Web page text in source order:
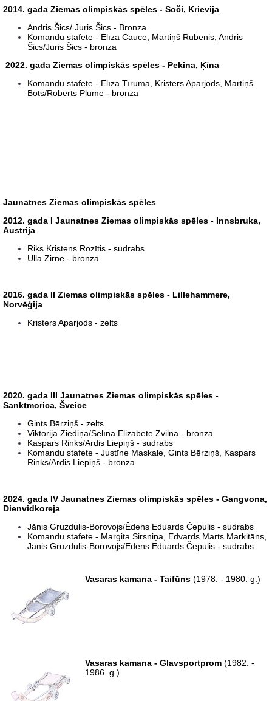
2014. gada Ziemas olimpiskās spēles - Soči, Krievija
Andris Šics/ Juris Šics - Bronza
Komandu stafete - Elīza Cauce, Mārtiņš Rubenis, Andris
Šics/Juris Šics - bronza
2022. gada Ziemas olimpiskās spēles - Pekina, Ķīna
Komandu stafete - Elīza Tīruma, Kristers Aparjods, Mārtiņš
Bots/Roberts Plūme - bronza
Jaunatnes Ziemas olimpiskās spēles
2012. gada I Jaunatnes Ziemas olimpiskās spēles - Innsbruka,
Austrija
Riks Kristens Rozītis - sudrabs
Ulla Zirne - bronza
2016. gada II Ziemas olimpiskās spēles - Lillehammere,
Norvēģija
Kristers Aparjods - zelts
2020. gada III Jaunatnes Ziemas olimpiskās spēles -
Sanktmorica, Šveice
Gints Bērziņš - zelts
Viktorija Ziediņa/Selīna Elizabete Zvilna - bronza
Kaspars Rinks/Ardis Liepiņš - sudrabs
Komandu stafete - Justīne Maskale, Gints Bērziņš, Kaspars
Rinks/Ardis Liepiņš - bronza
2024. gada IV Jaunatnes Ziemas olimpiskās spēles - Gangvona,
Dienvidkoreja
Jānis Gruzdulis-Borovojs/Ēdens Eduards Čepulis - sudrabs
Komandu stafete - Margita Sirsniņa, Edvards Marts Markitāns,
Jānis Gruzdulis-Borovojs/Ēdens Eduards Čepulis - sudrabs
Vasaras kamana - Taifūns (1978. - 1980. g.)
Vasaras kamana - Glavsportprom (1982. -
1986. g.)